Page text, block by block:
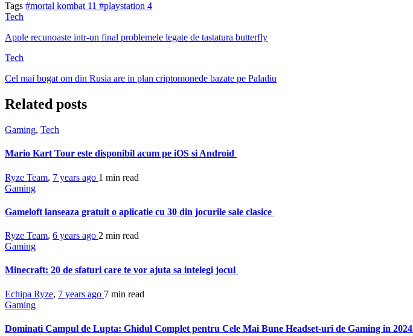
Tags #mortal kombat 11 #playstation 4
Tech
Apple recunoaste intr-un final problemele legate de tastatura butterfly
Tech
Cel mai bogat om din Rusia are in plan criptomonede bazate pe Paladiu
Related posts
Gaming, Tech
Mario Kart Tour este disponibil acum pe iOS si Android
Ryze Team, 7 years ago 1 min read
Gaming
Gameloft lanseaza gratuit o aplicatie cu 30 din jocurile sale clasice
Ryze Team, 6 years ago 2 min read
Gaming
Minecraft: 20 de sfaturi care te vor ajuta sa intelegi jocul
Echipa Ryze, 7 years ago 7 min read
Gaming
Dominati Campul de Lupta: Ghidul Complet pentru Cele Mai Bune Headset-uri de Gaming in 2024